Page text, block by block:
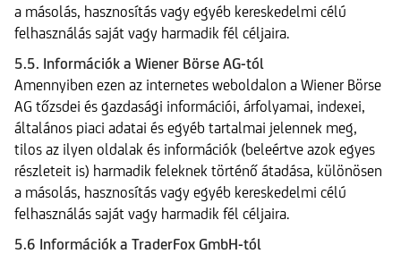
a másolás, hasznosítás vagy egyéb kereskedelmi célú
felhasználás saját vagy harmadik fél céljaira.
5.5. Információk a Wiener Börse AG-tól
Amennyiben ezen az internetes weboldalon a Wiener Börse
AG tőzsdei és gazdasági információi, árfolyamai, indexei,
általános piaci adatai és egyéb tartalmai jelennek meg,
tilos az ilyen oldalak és információk (beleértve azok egyes
részleteit is) harmadik feleknek történő átadása, különösen
a másolás, hasznosítás vagy egyéb kereskedelmi célú
felhasználás saját vagy harmadik fél céljaira.
5.6 Információk a TraderFox GmbH-tól